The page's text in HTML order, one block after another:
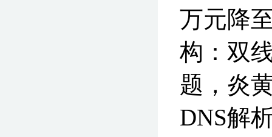
万元降
构：双
题，炎
DNS解